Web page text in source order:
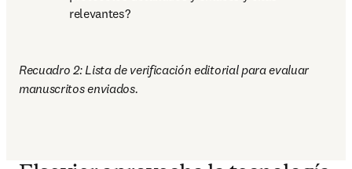
relevantes?
Recuadro 2: Lista de verificación editorial para evaluar
manuscritos enviados.